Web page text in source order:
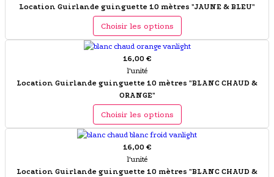
Location Guirlande guinguette 10 mètres "JAUNE & BLEU"
Choisir les options
16,00 €
l'unité
Location Guirlande guinguette 10 mètres "BLANC CHAUD &
ORANGE"
Choisir les options
16,00 €
l'unité
Location Guirlande guinguette 10 mètres "BLANC CHAUD &